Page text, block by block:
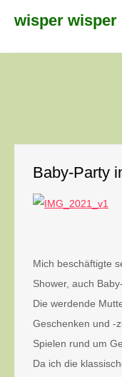
wisper wisper
Baby-Party
Mich beschäftigte
Shower, auch
Die werdende
Geschenken und -
Spielen rund um
Da ich die